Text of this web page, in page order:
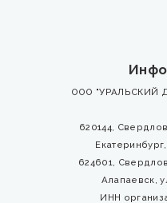
ООО "УРАЛЬСКИЙ
620144,
624601,
Алапаевск,
ИНН